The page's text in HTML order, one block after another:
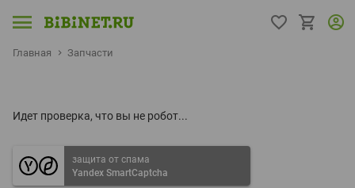
Главная Запчасти
Идет проверка, что вы не робот...
защита от спама
Yandex SmartCaptcha